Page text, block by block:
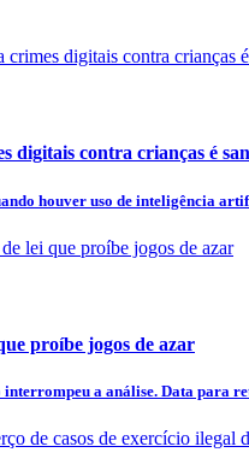
digitais contra crianças é
houver uso de inteligência
proíbe jogos de azar
a análise. Data para